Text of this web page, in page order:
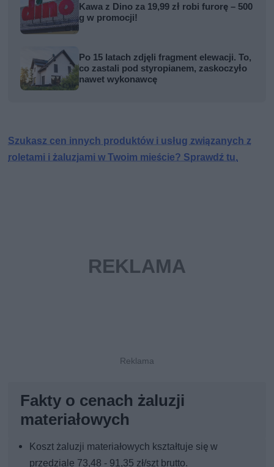
Kawa z Dino za 19,99 zł robi furorę – 500
g w promocji!
Po 15 latach zdjęli fragment elewacji. To,
co zastali pod styropianem, zaskoczyło
nawet wykonawcę
Szukasz cen innych produktów i usług związanych z
roletami i żaluzjami w Twoim mieście? Sprawdź tu.
Fakty o cenach żaluzji
materiałowych
Koszt żaluzji materiałowych kształtuje się w
przedziale 73,48 - 91,35 zł/szt brutto.